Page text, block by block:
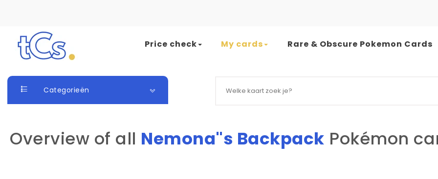
Skip to content
Price check My cards Rare & Obscure Pokemon Cards
Categorieën
Overview of all Nemona"s Backpack Pokémon